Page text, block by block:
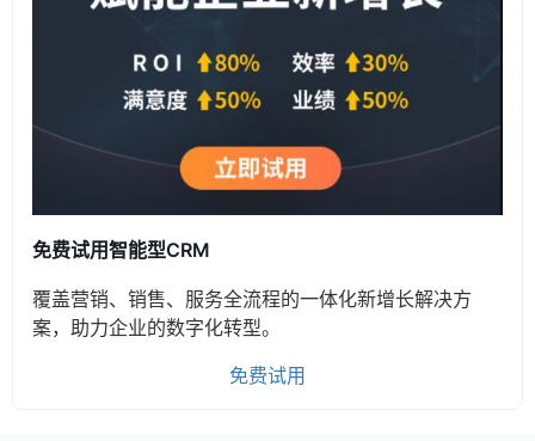
免费试用智能型CRM
覆盖营销、销售、服务全流程的一体化新增长解决方
案，助力企业的数字化转型。
免费试用